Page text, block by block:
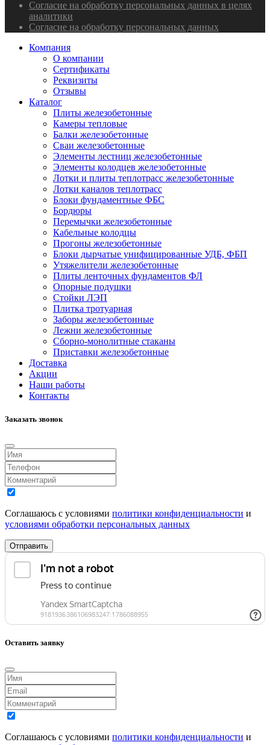
Согласие на обработку персональных данных в целях
аналитики
Согласие на обработку персональных данных
Компания
О компании
Сертификаты
Реквизиты
Отзывы
Каталог
Плиты железобетонные
Камеры тепловые
Балки железобетонные
Сваи железобетонные
Элементы лестниц железобетонные
Элементы колодцев железобетонные
Лотки и плиты теплотрасс железобетонные
Лотки каналов теплотрасс
Блоки фундаментные ФБС
Бордюры
Перемычки железобетонные
Кабельные колодцы
Прогоны железобетонные
Блоки дырчатые унифицированные УДБ, ФБП
Утяжелители железобетонные
Плиты ленточных фундаментов ФЛ
Опорные подушки
Стойки ЛЭП
Плитка тротуарная
Заборы железобетонные
Лежни железобетонные
Сборно-монолитные стаканы
Приставки железобетонные
Доставка
Акции
Наши работы
Контакты
Заказать звонок
Соглашаюсь с условиями политики конфиденциальности и
условиями обработки персональных данных
Отправить
Оставить заявку
Соглашаюсь с условиями политики конфиденциальности и